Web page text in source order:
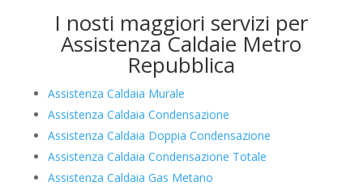
I nosti maggiori servizi per
Assistenza Caldaie Metro
Repubblica
Assistenza Caldaia Murale
Assistenza Caldaia Condensazione
Assistenza Caldaia Doppia Condensazione
Assistenza Caldaia Condensazione Totale
Assistenza Caldaia Gas Metano